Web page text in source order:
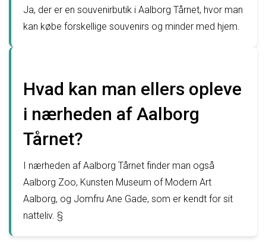
Ja, der er en souvenirbutik i Aalborg Tårnet, hvor man
kan købe forskellige souvenirs og minder med hjem.
Hvad kan man ellers opleve
i nærheden af Aalborg
Tårnet?
I nærheden af Aalborg Tårnet finder man også
Aalborg Zoo, Kunsten Museum of Modern Art
Aalborg, og Jomfru Ane Gade, som er kendt for sit
natteliv. §